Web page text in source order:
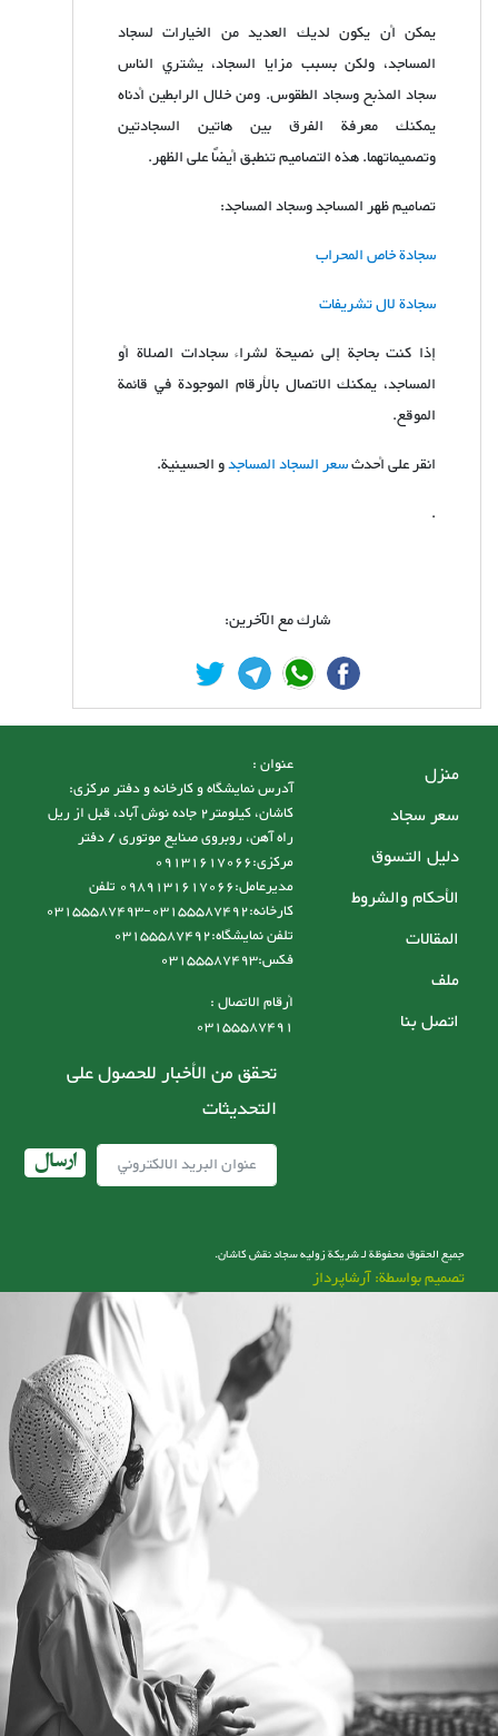
يمكن أن يكون لديك العديد من الخيارات لسجاد
المساجد، ولكن بسبب مزايا السجاد، يشتري الناس
سجاد المذبح وسجاد الطقوس. ومن خلال الرابطين أدناه
يمكنك معرفة الفرق بين هاتين السجادتين
وتصميماتهما. هذه التصاميم تنطبق أيضًا على الظهر.
تصاميم ظهر المساجد وسجاد المساجد:
سجادة خاص المحراب
سجادة لال تشریفات
إذا كنت بحاجة إلى نصيحة لشراء سجادات الصلاة أو
المساجد، يمكنك الاتصال بالأرقام الموجودة في قائمة
الموقع.
انقر على أحدثسعر السجاد المساجدو الحسينية.
.
شارك مع الآخرين:
منزل
سعر سجاد
دليل التسوق
الأحكام والشروط
المقالات
ملف
اتصل بنا
عنوان :
آدرس نمایشگاه و کارخانه و دفتر مرکزی:
کاشان، کیلومتر2 جاده نوش آباد، قبل از ریل
راه آهن، روبروی صنایع موتوری / دفتر
مرکزی:09131617066
مدیرعامل:0989131617066 تلفن
کارخانه:03155587492-03155587493
تلفن نمایشگاه:03155587492
فکس:03155587493
أرقام الاتصال :
03155587491
تحقق من الأخبار للحصول على
التحديثات
ارسال
جميع الحقوق محفوظة لـ شریکة زولیه سجاد نقش کاشان.
تصميم بواسطة: آرشاپرداز